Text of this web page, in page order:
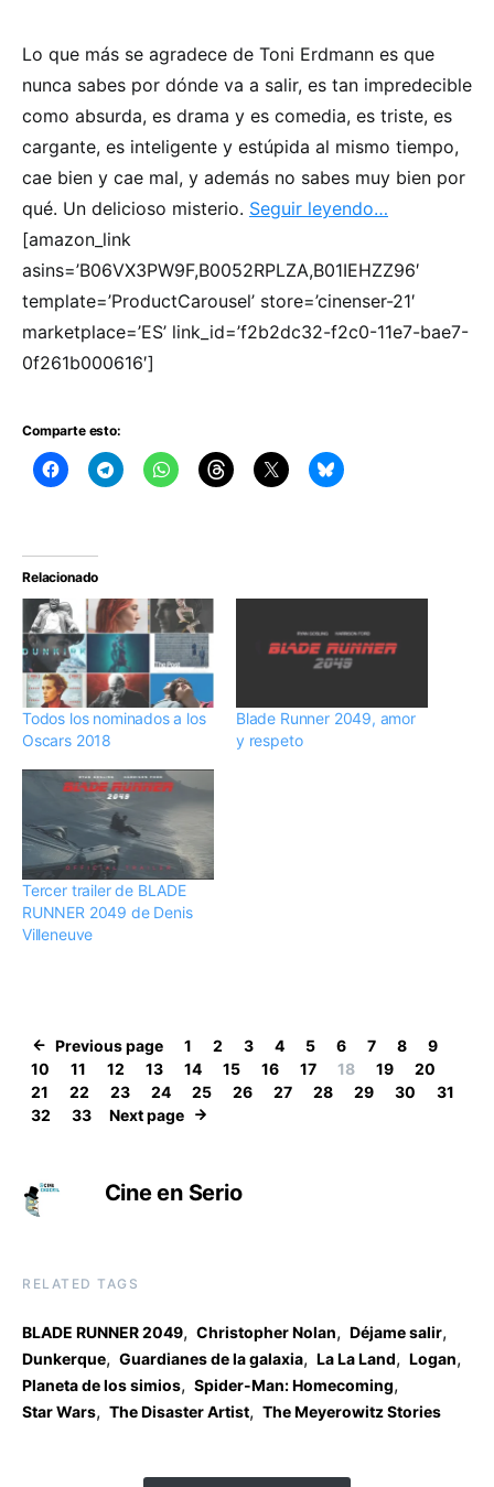
Lo que más se agradece de Toni Erdmann es que
nunca sabes por dónde va a salir, es tan impredecible
como absurda, es drama y es comedia, es triste, es
cargante, es inteligente y estúpida al mismo tiempo,
cae bien y cae mal, y además no sabes muy bien por
qué. Un delicioso misterio. Seguir leyendo…
[amazon_link
asins=’B06VX3PW9F,B0052RPLZA,B01IEHZZ96′
template=’ProductCarousel’ store=’cinenser-21′
marketplace=’ES’ link_id=’f2b2dc32-f2c0-11e7-bae7-
0f261b000616′]
Comparte esto:
Relacionado
Todos los nominados a los
Oscars 2018
Blade Runner 2049, amor
y respeto
Tercer trailer de BLADE
RUNNER 2049 de Denis
Villeneuve
Previous page 1 2 3 4 5 6 7 8
9
10
11 12 13 14 15 16 17 18 19
20
21
22 23 24 25 26 27 28 29 30
31
32
33 Next page
Cine en Serio
RELATED TAGS
BLADE RUNNER 2049, Christopher Nolan, Déjame salir,
Dunkerque, Guardianes de la galaxia, La La Land, Logan,
Planeta de los simios, Spider-Man: Homecoming,
Star Wars, The Disaster Artist, The Meyerowitz Stories